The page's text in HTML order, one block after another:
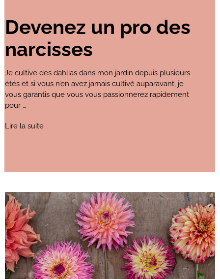
Devenez un pro des
narcisses
Je cultive des dahlias dans mon jardin depuis plusieurs
étés et si vous n’en avez jamais cultivé auparavant, je
vous garantis que vous vous passionnerez rapidement
pour …
Lire la suite